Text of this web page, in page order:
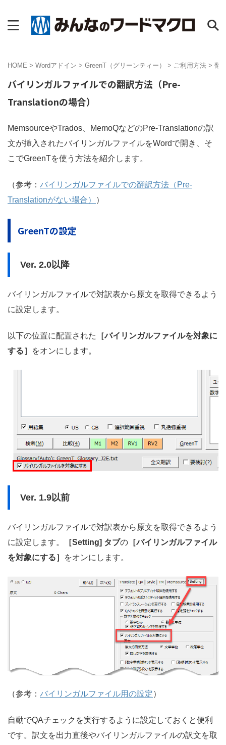
HOME > Wordアドイン > GreenT（グリーンティー） > ご利用方法 > 翻
バイリンガルファイルでの翻訳方法（Pre-
Translationの場合）
MemsourceやTrados、MemoQなどのPre-Translationの訳
文が挿入されたバイリンガルファイルをWordで開き、そ
こでGreenTを使う方法を紹介します。
（参考： バイリンガルファイルでの翻訳方法（Pre-
Translationがない場合）
）
GreenTの設定
Ver. 2.0以降
バイリンガルファイルで対訳表から原文を取得できるよう
に設定します。
以下の位置に配置された
［バイリンガルファイルを対象に
する］
をオンにします。
Ver. 1.9以前
バイリンガルファイルで対訳表から原文を取得できるよう
に設定します。
［Setting] タブの ［バイリンガルファイル
を対象にする］
をオンにします。
（参考： バイリンガルファイル用の設定）
自動でQAチェックを実行するように設定しておくと便利
です。訳文を出力直後やバイリンガルファイルの訳文を取